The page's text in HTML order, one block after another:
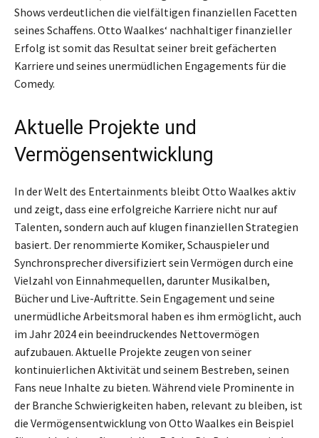
Shows verdeutlichen die vielfältigen finanziellen Facetten
seines Schaffens. Otto Waalkes‘ nachhaltiger finanzieller
Erfolg ist somit das Resultat seiner breit gefächerten
Karriere und seines unermüdlichen Engagements für die
Comedy.
Aktuelle Projekte und
Vermögensentwicklung
In der Welt des Entertainments bleibt Otto Waalkes aktiv
und zeigt, dass eine erfolgreiche Karriere nicht nur auf
Talenten, sondern auch auf klugen finanziellen Strategien
basiert. Der renommierte Komiker, Schauspieler und
Synchronsprecher diversifiziert sein Vermögen durch eine
Vielzahl von Einnahmequellen, darunter Musikalben,
Bücher und Live-Auftritte. Sein Engagement und seine
unermüdliche Arbeitsmoral haben es ihm ermöglicht, auch
im Jahr 2024 ein beeindruckendes Nettovermögen
aufzubauen. Aktuelle Projekte zeugen von seiner
kontinuierlichen Aktivität und seinem Bestreben, seinen
Fans neue Inhalte zu bieten. Während viele Prominente in
der Branche Schwierigkeiten haben, relevant zu bleiben, ist
die Vermögensentwicklung von Otto Waalkes ein Beispiel